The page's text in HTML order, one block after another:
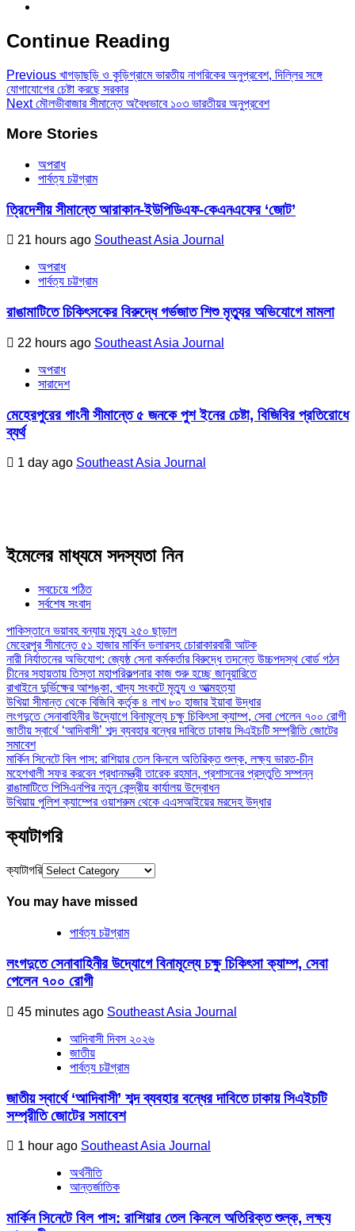
Continue Reading
Previous খাগড়াছড়ি ও কুড়িগ্রামে ভারতীয় নাগরিকের অনুপ্রবেশ, দি‌ল্লির সঙ্গে
যোগাযোগের চেষ্টা করছে সরকার
Nextমৌলভীবাজার সীমান্তে অবৈধভাবে ১০৩ ভারতীয়র অনুপ্রবেশ
More Stories
অপরাধ
পার্বত্য চট্টগ্রাম
ত্রিদেশীয় সীমান্তে আরাকান-ইউপিডিএফ-কেএনএফের ‘জোট’
21 hours ago Southeast Asia Journal
অপরাধ
পার্বত্য চট্টগ্রাম
রাঙামাটিতে চিকিৎসকের বিরুদ্ধে গর্ভজাত শিশু মৃত্যুর অভিযোগে মামলা
22 hours ago Southeast Asia Journal
অপরাধ
সারাদেশ
মেহেরপুরের গাংনী সীমান্তে ৫ জনকে পুশ ইনের চেষ্টা, বিজিবির প্রতিরোধে
ব্যর্থ
1 day ago Southeast Asia Journal
ইমেলের মাধ্যমে সদস্যতা নিন
সবচেয়ে পঠিত
সর্বশেষ সংবাদ
পাকিস্তানে ভয়াবহ বন্যায় মৃত্যু ২৫০ ছাড়াল
মেহেরপুর সীমান্তে ৫১ হাজার মার্কিন ডলারসহ চোরাকারবারী আটক
নারী নির্যাতনের অভিযোগ: জ্যেষ্ঠ সেনা কর্মকর্তার বিরুদ্ধে তদন্তে উচ্চপদস্থ বোর্ড গঠন
চীনের সহায়তায় তিস্তা মহাপরিকল্পনার কাজ শুরু হচ্ছে জানুয়ারিতে
রাখাইনে দুর্ভিক্ষের আশঙ্কা, খাদ্য সংকটে মৃত্যু ও আত্মহত্যা
উখিয়া সীমান্ত থেকে বিজিবি কর্তৃক ৪ লাখ ৮০ হাজার ইয়াবা উদ্ধার
লংগদুতে সেনাবাহিনীর উদ্যোগে বিনামূল্যে চক্ষু চিকিৎসা ক্যাম্প, সেবা পেলেন ৭০০ রোগী
জাতীয় স্বার্থে ‘আদিবাসী’ শব্দ ব্যবহার বন্ধের দাবিতে ঢাকায় সিএইচটি সম্প্রীতি জোটের
সমাবেশ
মার্কিন সিনেটে বিল পাস: রাশিয়ার তেল কিনলে অতিরিক্ত শুল্ক, লক্ষ্য ভারত-চীন
মহেশখালী সফর করবেন প্রধানমন্ত্রী তারেক রহমান, প্রশাসনের প্রস্তুতি সম্পন্ন
রাঙামাটিতে পিসিএনপির নতুন কেন্দ্রীয় কার্যালয় উদ্বোধন
উখিয়ায় পুলিশ ক্যাম্পের ওয়াশরুম থেকে এএসআইয়ের মরদেহ উদ্ধার
ক্যাটাগরি
ক্যাটাগরি
You may have missed
পার্বত্য চট্টগ্রাম
লংগদুতে সেনাবাহিনীর উদ্যোগে বিনামূল্যে চক্ষু চিকিৎসা ক্যাম্প, সেবা
পেলেন ৭০০ রোগী
45 minutes ago Southeast Asia Journal
আদিবাসী দিবস ২০২৬
জাতীয়
পার্বত্য চট্টগ্রাম
জাতীয় স্বার্থে ‘আদিবাসী’ শব্দ ব্যবহার বন্ধের দাবিতে ঢাকায় সিএইচটি
সম্প্রীতি জোটের সমাবেশ
1 hour ago Southeast Asia Journal
অর্থনীতি
আন্তর্জাতিক
মার্কিন সিনেটে বিল পাস: রাশিয়ার তেল কিনলে অতিরিক্ত শুল্ক, লক্ষ্য